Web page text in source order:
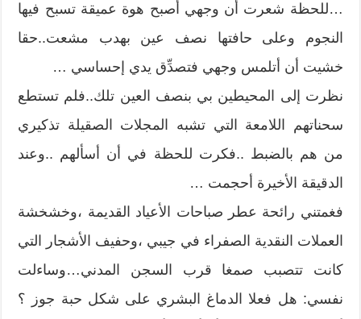
…للحظة شعرت أن وجهي أصبح هوة عميقة تسبح فيها
النجوم وعلى حافتها نصف عين بهدب مشعت..حقا
خشيت أن أتلمس وجهي فتصدِّق يدي إحساسي …
نظرت إلى المحيطين بي بنصف العين تلك..فلم تستطع
سحناتهم اللامعة التي تشبه المجلات الصقيلة تذكيري
من هم بالضبط ..فكرت للحظة في أن أسألهم ..وعند
الدقيقة الأخيرة أحجمت …
فغمتني رائحة عطر صباحات الأعياد القديمة ،وخشخشة
العملات النقدية الصفراء في جيبي ،وحفيف الأشجار التي
كانت تتصبب صمغا قرب السجن المدني…وساءلت
نفسي: هل فعلا الدماغ البشري على شكل حبة جوز ؟